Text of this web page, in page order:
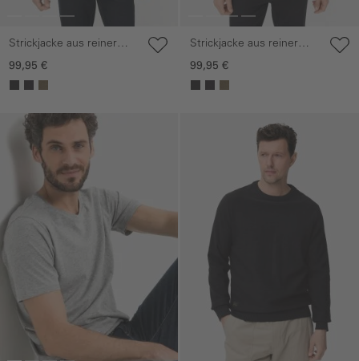
Strickjacke aus reiner
Baumwolle
99,95 €
Strickjacke aus reiner
Baumwolle
99,95 €
überspringen Galerie überspringen